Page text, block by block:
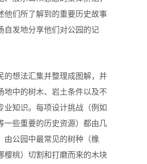
他们所了解到的重要历史故事
自发地分享他们对公园的记
的想法汇集并整理成图解，并
地中的树木、岩土条件以及不
业知识。每项设计挑战（例如
一些重要的历史资源）都由几
由公园中最常见的树种（橡
樱桃）切割和打磨而来的木块